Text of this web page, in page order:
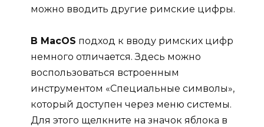
можно вводить другие римские цифры.
В MacOS подход к вводу римских цифр
немного отличается. Здесь можно
воспользоваться встроенным
инструментом «Специальные символы»,
который доступен через меню системы.
Для этого щелкните на значок яблока в